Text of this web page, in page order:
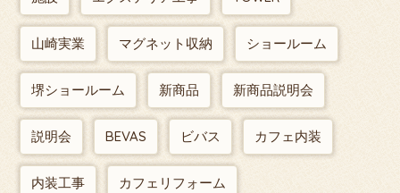
山崎実業 マグネット収納 ショールーム
堺ショールーム 新商品 新商品説明会
説明会 BEVAS ビバス カフェ内装
内装工事 カフェリフォーム